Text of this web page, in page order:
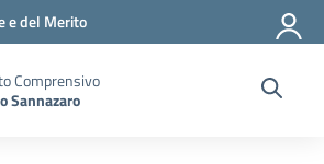
e del Merito
Comprensivo
Sannazaro